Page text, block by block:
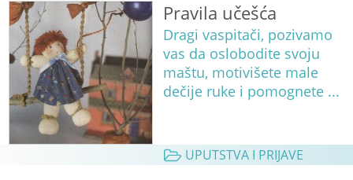
Pravila učešća
Dragi vaspitači, pozivamo
vas da oslobodite svoju
maštu, motivišete male
dečije ruke i pomognete ...
UPUTSTVA I PRIJAVE